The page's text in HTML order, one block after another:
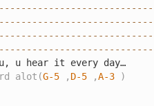
alot(
G-5 , D-5 ,A-3 )